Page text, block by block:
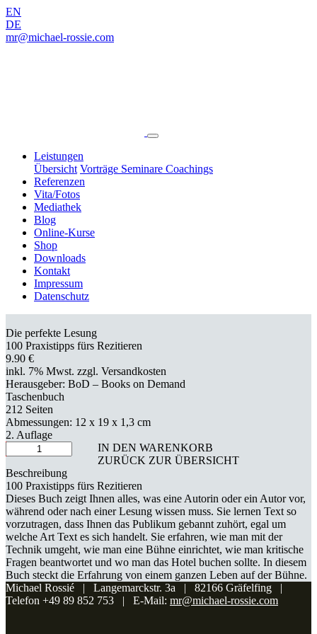
EN
DE
mr@michael-rossie.com
Leistungen
Übersicht Vorträge Seminare Coachings
Referenzen
Vita/Fotos
Mediathek
Blog
Online‑Kurse
Shop
Downloads
Kontakt
Impressum
Datenschutz
Die perfekte Lesung
100 Praxistipps fürs Rezitieren
9.90 €
inkl. 7% Mwst. zzgl. Versandkosten
Herausgeber: BoD – Books on Demand
Taschenbuch
212 Seiten
Abmessungen: 12 x 19 x 1,3 cm
2. Auflage
IN DEN WARENKORB
ZURÜCK ZUR ÜBERSICHT
Beschreibung
100 Praxistipps fürs Rezitieren
Dieses Buch zeigt Ihnen alles, was eine Autorin oder ein Autor vor,
während oder nach einer Lesung wissen muss. Sie lernen Text so
vorzutragen, dass Ihnen das Publikum gebannt zuhört, egal um
welche Art Text es sich handelt. Sie erfahren, wie man mit der
Technik umgeht, wie man eine Bühne einrichtet, wie man kritische
Fragen beantwortet und wo man das Hotel buchen sollte. In diesem
Buch steckt die Erfahrung von einem ganzen Leben auf der Bühne.
Michael Rossié | Langemarckstr. 3a | 82166 Gräfelfing |
Telefon +49 89 852 753 | E-Mail: mr@michael-rossie.com